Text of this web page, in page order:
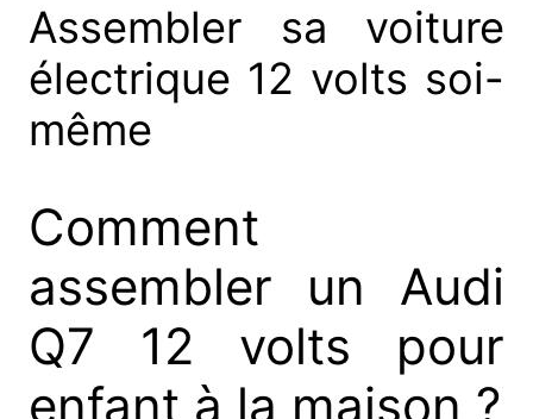
Assembler sa voiture
électrique 12 volts soi-
même
Comment
assembler un Audi
Q7 12 volts pour
enfant à la maison ?